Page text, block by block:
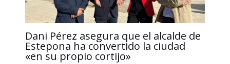
Dani Pérez asegura que el alcalde de
Estepona ha convertido la ciudad
«en su propio cortijo»